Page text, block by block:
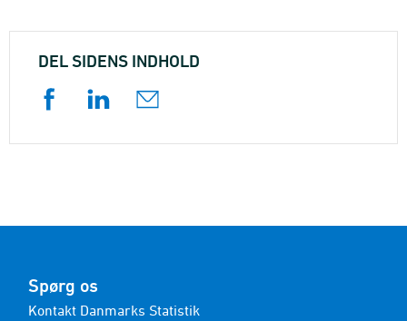
DEL SIDENS INDHOLD
Spørg os
Kontakt Danmarks Statistik